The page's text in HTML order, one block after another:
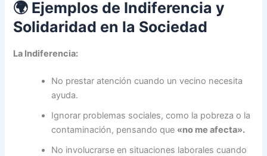
🌍 Ejemplos de Indiferencia y
Solidaridad en la Sociedad
La Indiferencia:
No prestar atención cuando un vecino necesita
ayuda.
Ignorar problemas sociales, como la pobreza o la
contaminación, pensando que «no me afecta».
No involucrarse en situaciones laborales cuando